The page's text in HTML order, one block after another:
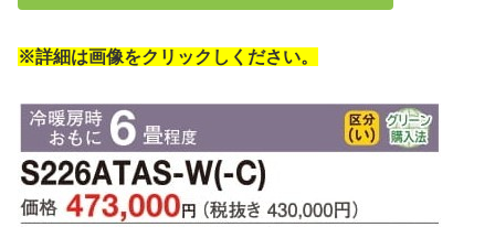
※詳細は画像をクリックしください。